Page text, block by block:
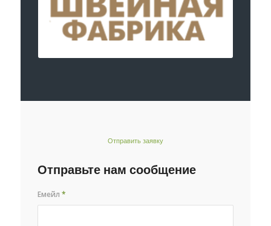
Отправить заявку
Отправьте нам сообщение
Емейл*